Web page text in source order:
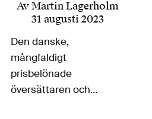
AvMartin Lagerholm
31 augusti 2023
Den danske,
mångfaldigt
prisbelönade
översättaren och